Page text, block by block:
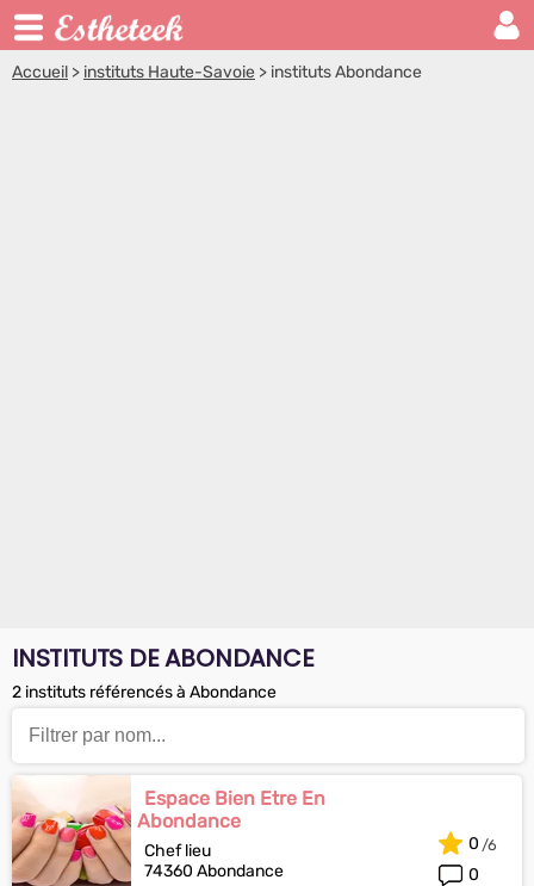
Accueil > instituts Haute-Savoie > instituts Abondance
INSTITUTS DE ABONDANCE
2 instituts référencés à Abondance
Espace Bien Etre En
Abondance
Chef lieu
74360 Abondance
0
0